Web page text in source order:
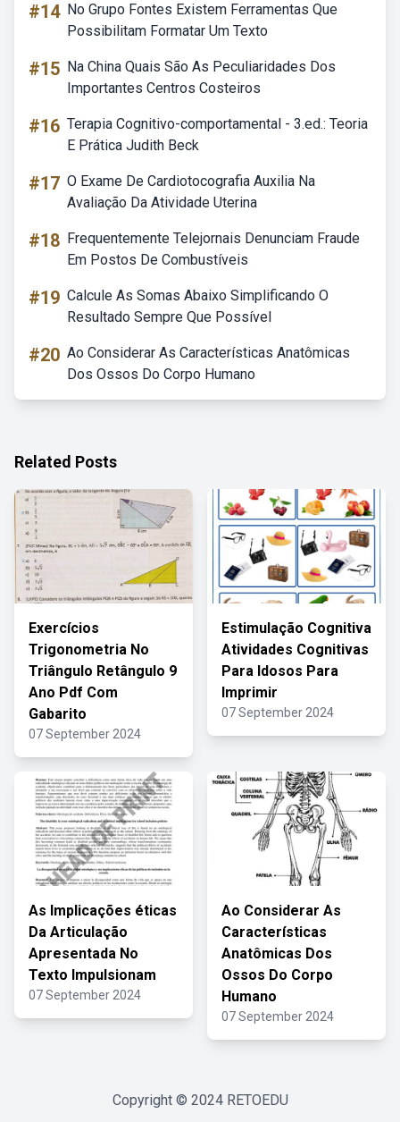
#14 No Grupo Fontes Existem Ferramentas Que
Possibilitam Formatar Um Texto
#15 Na China Quais São As Peculiaridades Dos
Importantes Centros Costeiros
#16 Terapia Cognitivo-comportamental - 3.ed.: Teoria
E Prática Judith Beck
#17 O Exame De Cardiotocografia Auxilia Na
Avaliação Da Atividade Uterina
#18 Frequentemente Telejornais Denunciam Fraude
Em Postos De Combustíveis
#19 Calcule As Somas Abaixo Simplificando O
Resultado Sempre Que Possível
#20 Ao Considerar As Características Anatômicas
Dos Ossos Do Corpo Humano
Related Posts
Exercícios
Trigonometria No
Triângulo Retângulo 9
Ano Pdf Com
Gabarito
07 September 2024
Estimulação Cognitiva
Atividades Cognitivas
Para Idosos Para
Imprimir
07 September 2024
As Implicações éticas
Da Articulação
Apresentada No
Texto Impulsionam
07 September 2024
Ao Considerar As
Características
Anatômicas Dos
Ossos Do Corpo
Humano
07 September 2024
Copyright © 2024 RETOEDU